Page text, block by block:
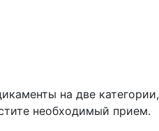
на две
необходимый прием.